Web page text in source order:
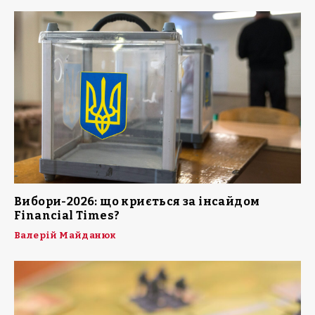
Вибори-2026: що криється за інсайдом
Financial Times?
Валерій Майданюк